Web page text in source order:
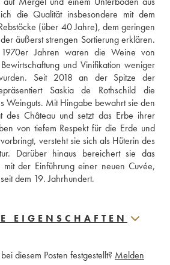
die Qualität insbesondere mit dem
(über 40 Jahre), dem geringen
äußerst strengen Sortierung erklären.
Jahren waren die Weine von
und Vinifikation weniger
Seit 2018 an der Spitze der
Saskia de Rothschild die
Weinguts. Mit Hingabe bewahrt sie den
des Château und setzt das Erbe ihrer
von tiefem Respekt für die Erde und
versteht sie sich als Hüterin des
Darüber hinaus bereichert sie das
der Einführung einer neuen Cuvée,
dem 19. Jahrhundert.
EIGENSCHAFTEN
diesem Posten festgestellt? Melden